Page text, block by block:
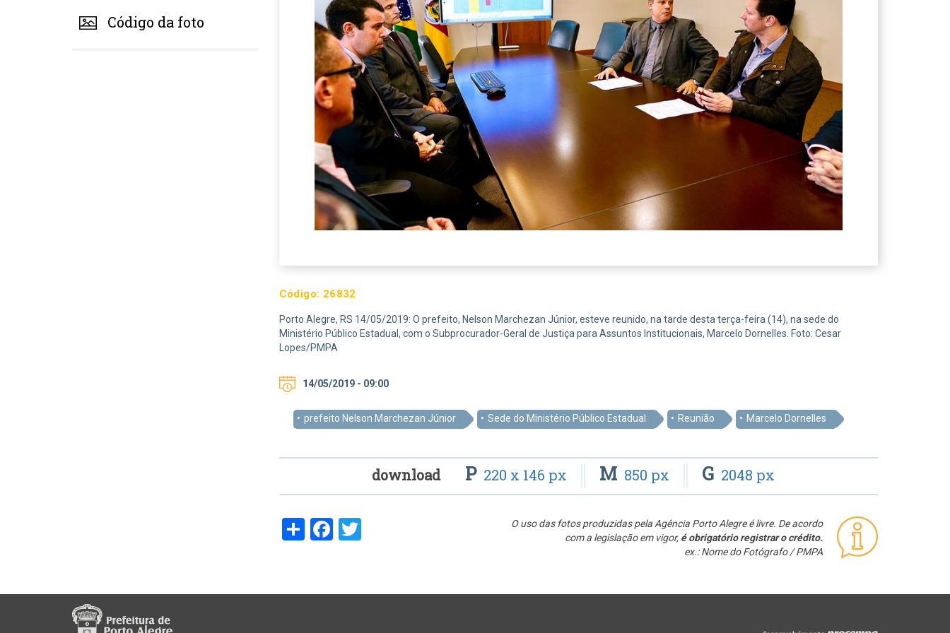
Código da foto
Código: 26832
Porto Alegre, RS 14/05/2019: O prefeito, Nelson Marchezan Júnior, esteve reunido, na tarde desta terça-feira (14), na sede do
Ministério Público Estadual, com o Subprocurador-Geral de Justiça para Assuntos Institucionais, Marcelo Dornelles. Foto: Cesar
Lopes/PMPA
14/05/2019 - 09:00
prefeito Nelson Marchezan Júnior Sede do Ministério Público Estadual Reunião Marcelo Dornelles
download P 220 x 146 px M 850 px G 2048 px
O uso das fotos produzidas pela Agência Porto Alegre é livre. De acordo
com a legislação em vigor, é obrigatório registrar o crédito.
ex.: Nome do Fotógrafo / PMPA
ShareFacebook
Twitter